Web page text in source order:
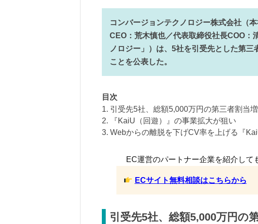
コンバージョンテクノロジー株式会社（
CEO：荒木慎也／代表取締役社長COO：
ノロジー」）は、5社を引受先とした第
ことを公表した。
目次
1. 引受先5社、総額5,000万円の第三者割当
2. 『KaiU（回遊）』の事業拡大が狙い
3. Webからの離脱を下げCV率を上げる『
EC運営のパートナー企業を紹介して
ECサイト無料相談はこちらから
引受先5社、総額5,000万円の